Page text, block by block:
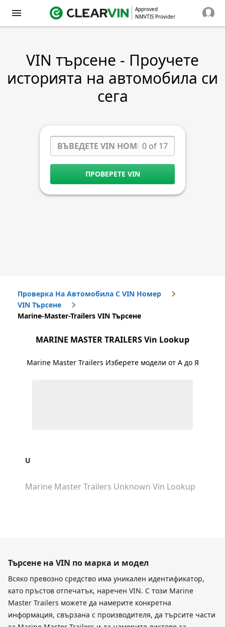
Approved
NMVTIS Provider
VIN търсене - Проучете
историята на автомобила си
сега
0 of 17
ПРОВЕРЕТЕ VIN
Проверка На Автомобила С VIN Номер
VIN Търсене
Marine-Master-Trailers VIN Търсене
MARINE MASTER TRAILERSVin Lookup
Marine Master Trailers Изберете модели от А до Я
U
Marine Master Trailers Unknown Vin Lookup
Търсене на VIN по марка и модел
Всяко превозно средство има уникален идентификатор,
като пръстов отпечатък, наречен VIN. С този Marine
Master Trailers можете да намерите конкретна
информация, свързана с производителя, да търсите части